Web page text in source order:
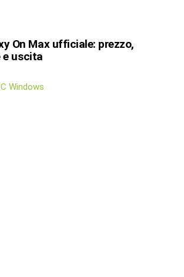
On Max ufficiale: prezzo,
uscita